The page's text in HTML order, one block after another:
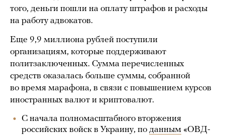
того, деньги пошли на оплату штрафов и расходы
на работу адвокатов.
Еще 9,9 миллиона рублей поступили
организациям, которые поддерживают
политзаключенных. Сумма перечисленных
средств оказалась больше суммы, собранной
во время марафона, в связи с повышением курсов
иностранных валют и криптовалют.
С начала полномасштабного вторжения
российских войск в Украину, по данным «ОВД-